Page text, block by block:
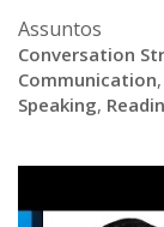
Assuntos
Conversation
Communication,
Speaking,